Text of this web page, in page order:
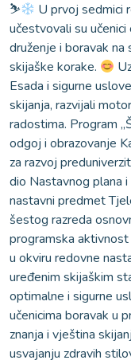
⛷
U prvoj sedmici
učestvovali su
druženje i boravak
skijaške korake.
Esada i sigurne
skijanja, razvijali
radostima. Program
odgoj i obrazovanje
za razvoj
dio Nastavnog plana
nastavni predmet
šestog razreda
programska
u okviru redovne
uređenim skijaškim
optimalne i sigurne
učenicima boravak u
znanja i vještina
usvajanju zdravih